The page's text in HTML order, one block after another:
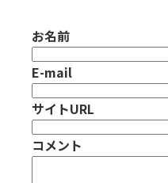
お名前
E-mail
サイトURL
コメント